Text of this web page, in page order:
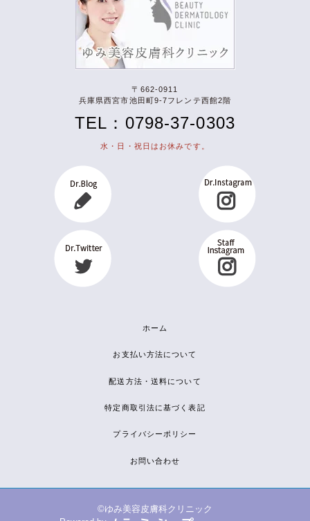
〒662-0911
兵庫県西宮市池田町9-7フレンテ西館2階
TEL：0798-37-0303
水・日・祝日はお休みです。
ホーム
お支払い方法について
配送方法・送料について
特定商取引法に基づく表記
プライバシーポリシー
お問い合わせ
©ゆみ美容皮膚科クリニック